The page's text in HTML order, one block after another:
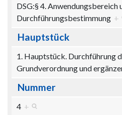
DSG:§ 4. Anwendungsbereich
Durchführungsbestimmung +
Hauptstück
1. Hauptstück. Durchführung
Grundverordnung und
Nummer
4 +